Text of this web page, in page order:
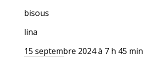
bisous
lina
15 septembre 2024 à 7 h 45 min